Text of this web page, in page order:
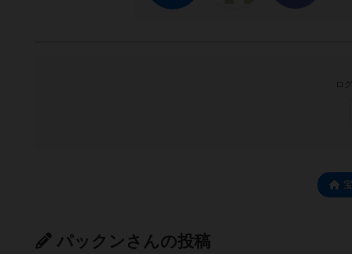
ロ
パックンさんの投稿